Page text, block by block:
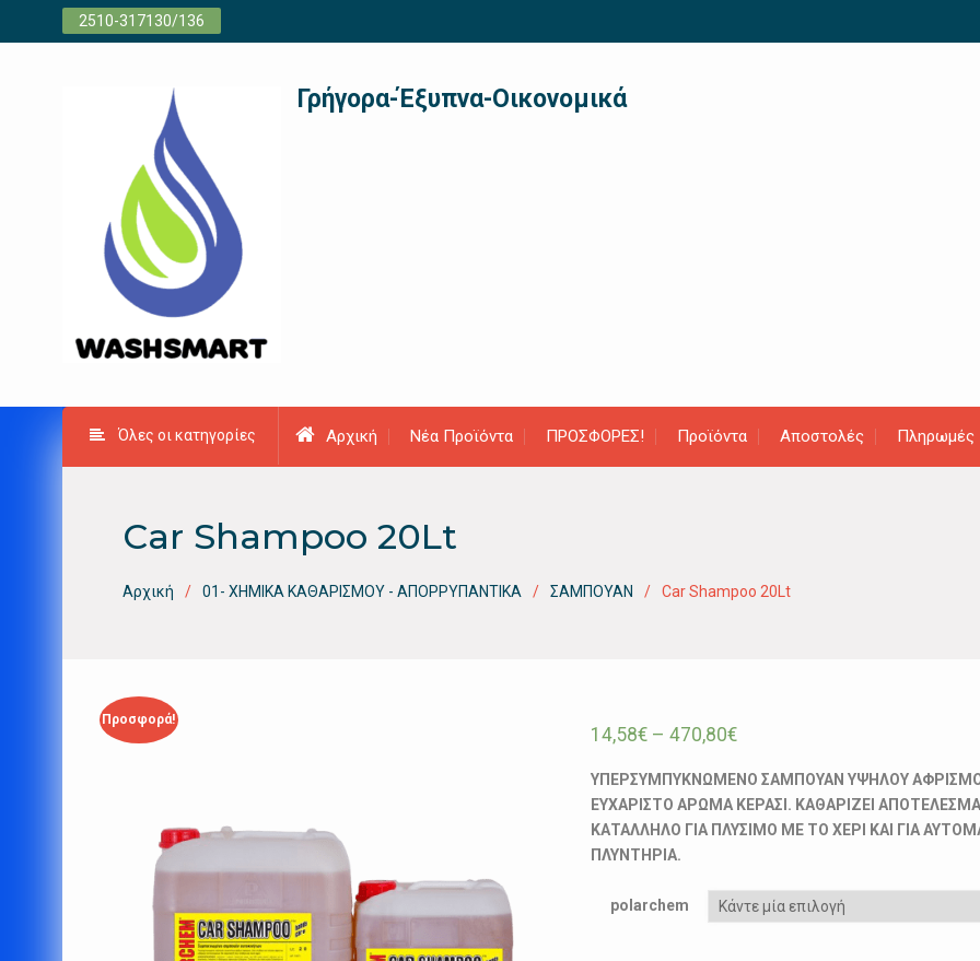
Προχωρήστε
2510-317130/136
Γρήγορα-Έξυπνα-Οικονομικά
Όλες οι κατηγορίες Αρχική Νέα Προϊόντα ΠΡΟΣΦΟΡΕΣ! Προϊόντα Αποστολές Πληρωμές
Car Shampoo 20Lt
Αρχική 01- ΧΗΜΙΚΑ ΚΑΘΑΡΙΣΜΟΥ - ΑΠΟΡΡΥΠΑΝΤΙΚΑ ΣΑΜΠΟΥΑΝ Car Shampoo 20Lt
Προσφορά!
14,58€ –470,80€
ΥΠΕΡΣΥΜΠΥΚΝΩΜΕΝΟ ΣΑΜΠΟΥΑΝ ΥΨΗΛΟΥ
ΕΥΧΑΡΙΣΤΟ ΑΡΩΜΑ ΚΕΡΑΣΙ. ΚΑΘΑΡΙΖΕΙ
ΚΑΤΑΛΛΗΛΟ ΓΙΑ ΠΛΥΣΙΜΟ ΜΕ ΤΟ ΧΕΡΙ ΚΑΙ ΓΙΑ
ΠΛΥΝΤΗΡΙΑ.
polarchem